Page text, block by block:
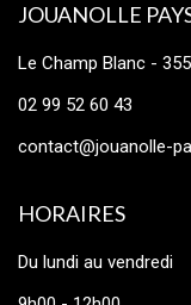
JOUANOLLE
Le Champ Blanc -
02 99 52 60 43
contact@jouanolle-
HORAIRES
Du lundi au vendredi